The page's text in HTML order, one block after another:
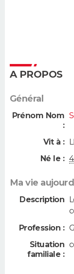
A PROPOS
Général
Prénom Nom
:
Vit à :
Né le :
Ma vie
Description
Profession :
Situation
familiale :